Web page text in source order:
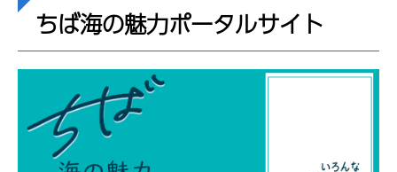
ちば海の魅力ポータルサイト